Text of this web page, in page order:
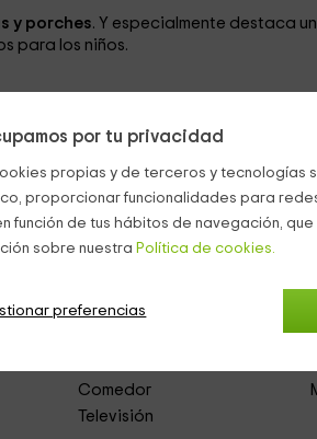
por tu privacidad
propias y de terceros y tecnologías
proporcionar funcionalidades para
función de tus hábitos de navegación,
sobre nuestra Política de cookies.
preferencias
y porches. Y especialmente destaca
para los niños.
de Con- El Fresnu (Casa
Comedor
Televisión